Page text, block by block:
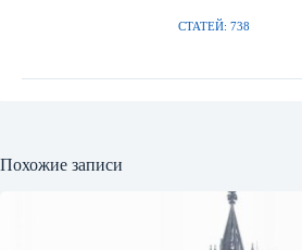
СТАТЕЙ: 738
Похожие записи